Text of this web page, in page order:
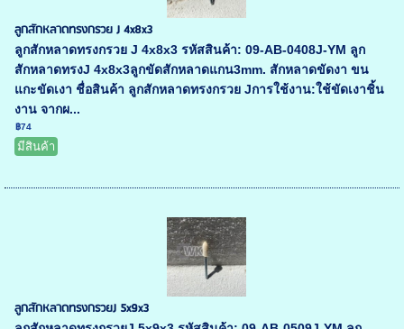
ลูกสักหลาดทรงกรวย J 4x8x3
ลูกสักหลาดทรงกรวย J 4x8x3 รหัสสินค้า: 09-AB-0408J-YM ลูก
สักหลาดทรงJ 4x8x3ลูกขัดสักหลาดแกน3mm. สักหลาดขัดงา ขน
แกะขัดเงา ชื่อสินค้า ลูกสักหลาดทรงกรวย Jการใช้งาน:ใช้ขัดเงาชิ้น
งาน จากผ...
฿74
มีสินค้า
ลูกสักหลาดทรงกรวยJ 5x9x3